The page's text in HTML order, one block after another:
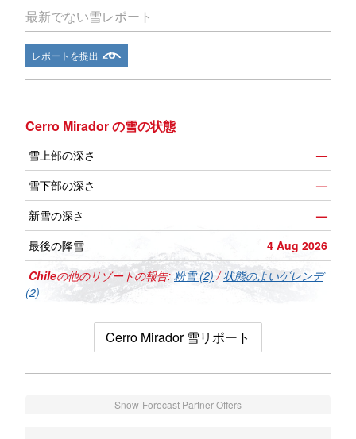
最新でない雪レポート
レポートを提出
Cerro Mirador の雪の状態
雪上部の深さ
—
雪下部の深さ
—
新雪の深さ
—
最後の降雪
4 Aug 2026
Chileの他のリゾートの報告: 粉雪 (2) /状態のよいゲレンデ
(2)
Cerro Mirador 雪リポート
Snow-Forecast Partner Offers